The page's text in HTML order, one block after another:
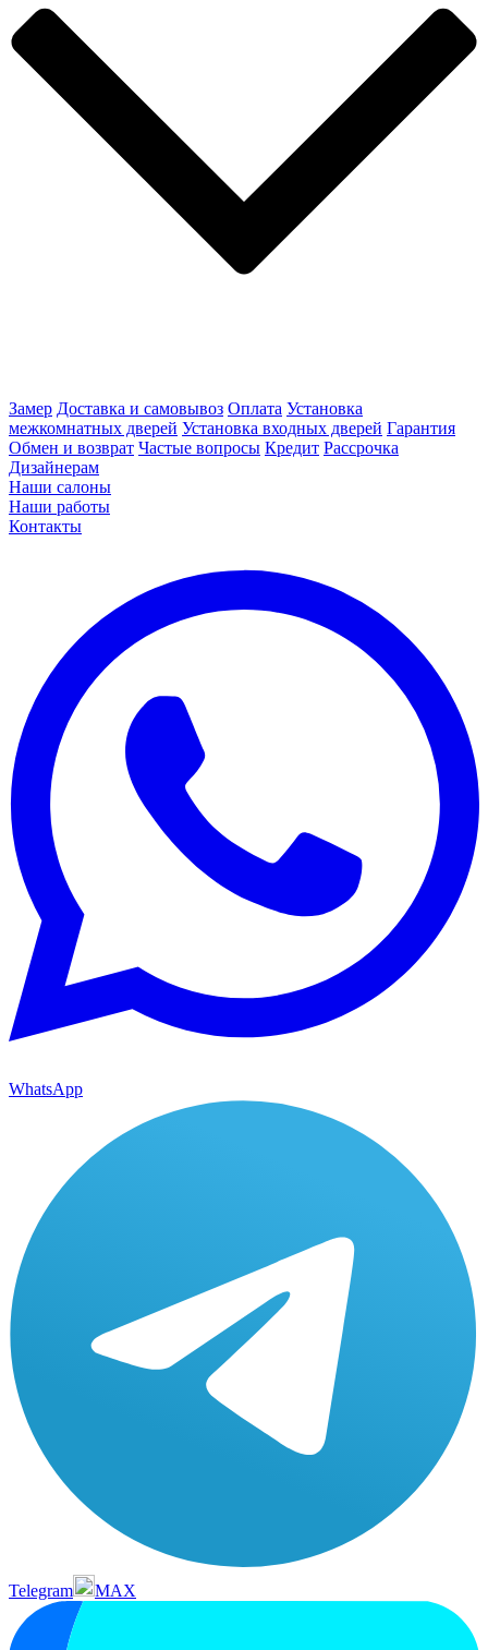
Замер Доставка и самовывоз Оплата Установка
межкомнатных дверей Установка входных дверей Гарантия
Обмен и возврат Частые вопросы Кредит Рассрочка
Дизайнерам
Наши салоны
Наши работы
Контакты
WhatsApp
Telegram MAX